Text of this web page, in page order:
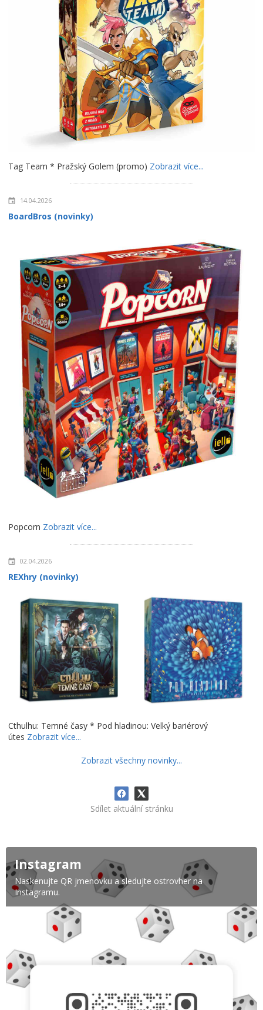
Tag Team * Pražský Golem (promo) Zobrazit více...
14.04.2026
BoardBros (novinky)
Popcorn Zobrazit více...
02.04.2026
REXhry (novinky)
Cthulhu: Temné časy * Pod hladinou: Velký bariérový
útes Zobrazit více...
Zobrazit všechny novinky...
Sdílet aktuální stránku
Instagram
Naskenujte QR jmenovku a sledujte ostrovher na
Instagramu.